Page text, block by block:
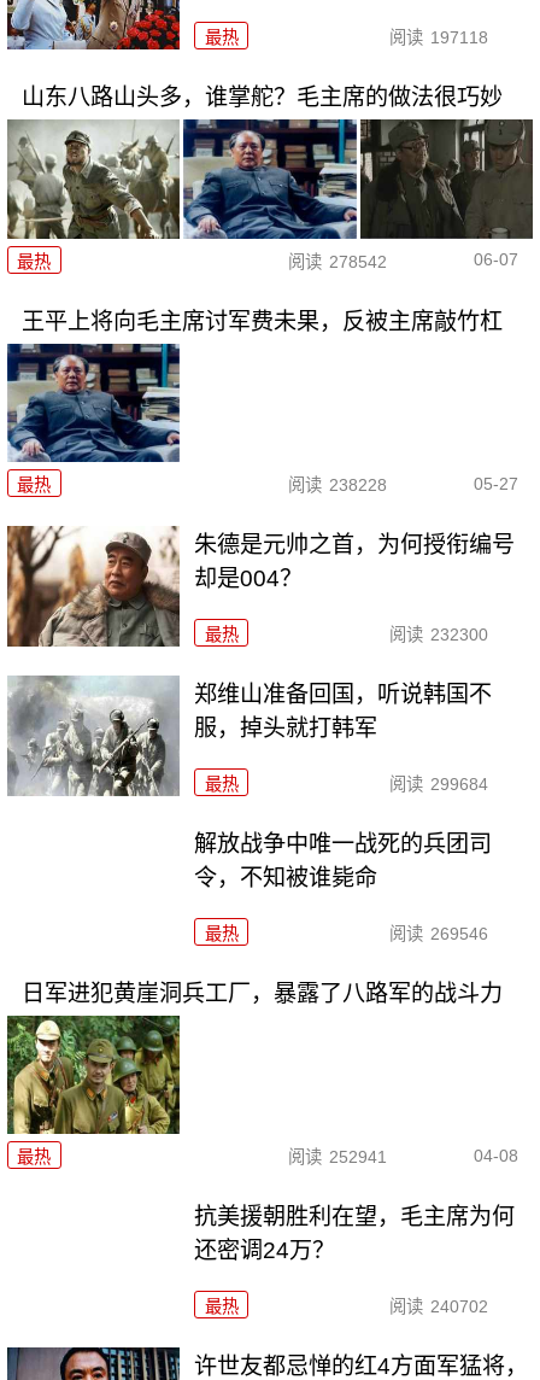
最热 阅读 197118
山东八路山头多，谁掌舵？毛主席的做法很巧妙
最热 阅读 278542 06-07
王平上将向毛主席讨军费未果，反被主席敲竹杠
最热 阅读 238228 05-27
朱德是元帅之首，为何授衔编号
却是004？
最热 阅读 232300
郑维山准备回国，听说韩国不
服，掉头就打韩军
最热 阅读 299684
解放战争中唯一战死的兵团司
令，不知被谁毙命
最热 阅读 269546
日军进犯黄崖洞兵工厂，暴露了八路军的战斗力
最热 阅读 252941 04-08
抗美援朝胜利在望，毛主席为何
还密调24万？
最热 阅读 240702
许世友都忌惮的红4方面军猛将，